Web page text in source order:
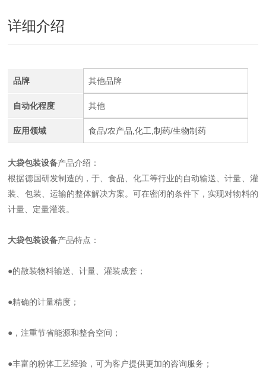
详细介绍
品牌 其他品牌
自动化程度 其他
应用领域 食品/农产品,化工,制药/生物制药
大袋包装设备产品介绍：
根据德国研发制造的，于、食品、化工等行业的自动输送、计量、灌
装、包装、运输的整体解决方案。可在密闭的条件下，实现对物料的
计量、定量灌装。
大袋包装设备产品特点：
●的散装物料输送、计量、灌装成套；
●精确的计量精度；
●，注重节省能源和整合空间；
●丰富的粉体工艺经验，可为客户提供更加的咨询服务；